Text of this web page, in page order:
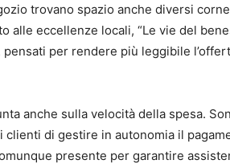
trovano spazio anche diversi
alle eccellenze locali, “Le vie del
pensati per rendere più leggibile
anche sulla velocità della spesa.
clienti di gestire in autonomia il
presente per garantire